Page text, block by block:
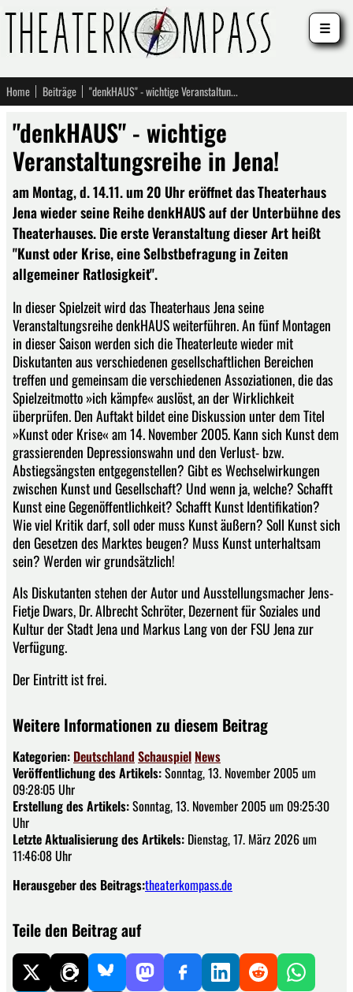
Home Beiträge "denkHAUS" - wichtige Veranstaltungsreihe in Jena!
"denkHAUS" - wichtige
Veranstaltungsreihe in Jena!
am Montag, d. 14.11. um 20 Uhr eröffnet das Theaterhaus
Jena wieder seine Reihe denkHAUS auf der Unterbühne des
Theaterhauses. Die erste Veranstaltung dieser Art heißt
"Kunst oder Krise, eine Selbstbefragung in Zeiten
allgemeiner Ratlosigkeit".
In dieser Spielzeit wird das Theaterhaus Jena seine
Veranstaltungsreihe denkHAUS weiterführen. An fünf Montagen
in dieser Saison werden sich die Theaterleute wieder mit
Diskutanten aus verschiedenen gesellschaftlichen Bereichen
treffen und gemeinsam die verschiedenen Assoziationen, die das
Spielzeitmotto »ich kämpfe« auslöst, an der Wirklichkeit
überprüfen. Den Auftakt bildet eine Diskussion unter dem Titel
»Kunst oder Krise« am 14. November 2005. Kann sich Kunst dem
grassierenden Depressionswahn und den Verlust- bzw.
Abstiegsängsten entgegenstellen? Gibt es Wechselwirkungen
zwischen Kunst und Gesellschaft? Und wenn ja, welche? Schafft
Kunst eine Gegenöffentlichkeit? Schafft Kunst Identifikation?
Wie viel Kritik darf, soll oder muss Kunst äußern? Soll Kunst sich
den Gesetzen des Marktes beugen? Muss Kunst unterhaltsam
sein? Werden wir grundsätzlich!
Als Diskutanten stehen der Autor und Ausstellungsmacher Jens-
Fietje Dwars, Dr. Albrecht Schröter, Dezernent für Soziales und
Kultur der Stadt Jena und Markus Lang von der FSU Jena zur
Verfügung.
Der Eintritt ist frei.
Weitere Informationen zu diesem Beitrag
Kategorien: Deutschland Schauspiel News
Veröffentlichung des Artikels:Sonntag, 13. November 2005 um
09:28:05 Uhr
Erstellung des Artikels:Sonntag, 13. November 2005 um 09:25:30
Uhr
Letzte Aktualisierung des Artikels: Dienstag, 17. März 2026 um
11:46:08 Uhr
Herausgeber des Beitrags:theaterkompass.de
Teile den Beitrag auf
☰